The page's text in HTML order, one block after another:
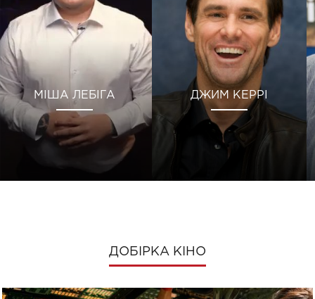
МІША ЛЕБІГА ДЖИМ КЕРРІ
ДОБІРКА КІНО